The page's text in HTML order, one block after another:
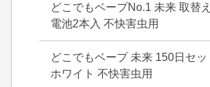
どこでもベープNo.1 未来 取替
電池2本入 不快害虫用
どこでもベープ 未来 150日セ
ホワイト 不快害虫用